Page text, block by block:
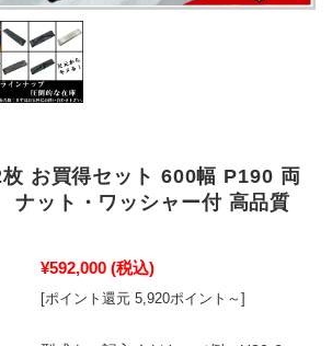
お買得セット 600幅 P190 両
ナット・ワッシャー付 高品質
¥592,000 (税込)
[ポイント還元 5,920ポイント～]